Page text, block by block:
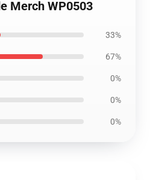
Merch WP0503
33%
67%
0%
0%
0%